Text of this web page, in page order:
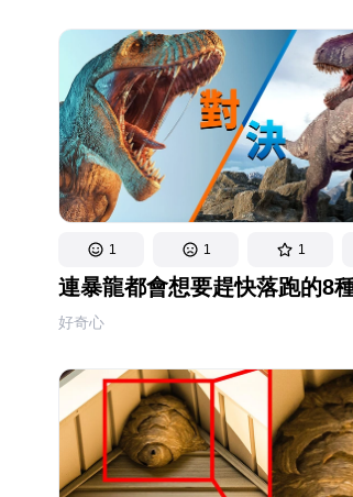
1 1 1
連暴龍都會想要趕快落跑的8
好奇心